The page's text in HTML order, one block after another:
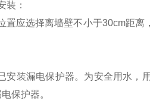
装：
置应选择离墙壁不小于30cm距
安装漏电保护器。为安全用水，
保护器。